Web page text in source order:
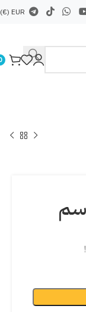
EUR (€)